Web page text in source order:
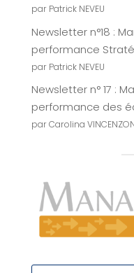
par Patrick NEVEU
Newsletter n°18 :
performance
par Patrick NEVEU
Newsletter n° 17 :
performance des
par Carolina